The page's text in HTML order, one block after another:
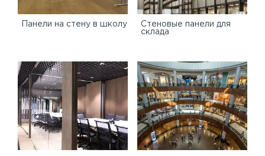
Панели на стену в школу
Стеновые панели для
склада